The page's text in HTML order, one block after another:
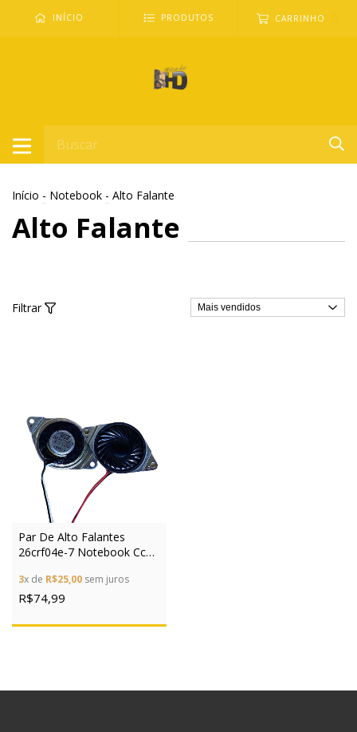
INÍCIO PRODUTOS CARRINHO
Início - Notebook - Alto Falante
Alto Falante
Filtrar
Par De Alto Falantes
26crf04e-7 Notebook Cce
3x de R$25,00 sem juros
R$74,99